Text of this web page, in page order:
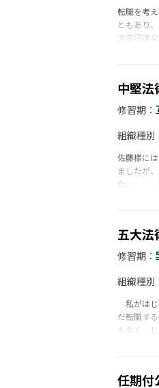
転職を考
ともあり
大変迅速
中堅法
修習期：
組織種別
佐藤様に
ましたが
た。 求人
五大
修習期：
組織種別
私がはじ
だ転職す
もなく、
任期付